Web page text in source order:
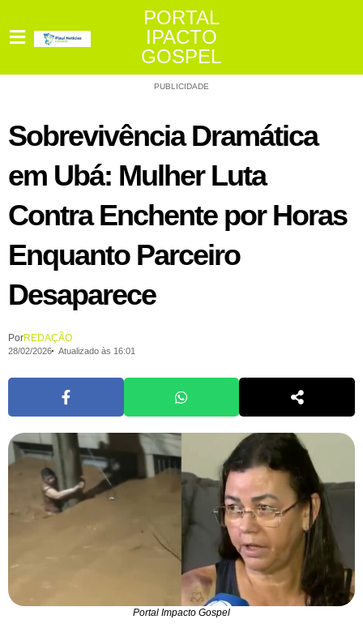
PORTAL
IPACTO
GOSPEL
PUBLICIDADE
Sobrevivência Dramática
em Ubá: Mulher Luta
Contra Enchente por Horas
Enquanto Parceiro
Desaparece
PorREDAÇÃO
28/02/2026 Atualizado às 16:01
Portal Impacto Gospel